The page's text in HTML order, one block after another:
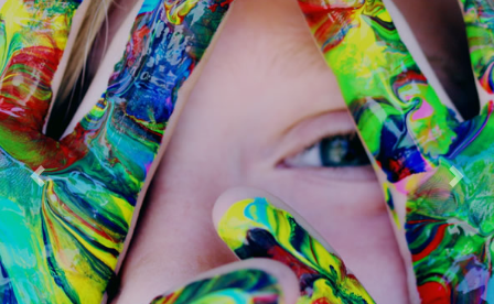
Previous Next